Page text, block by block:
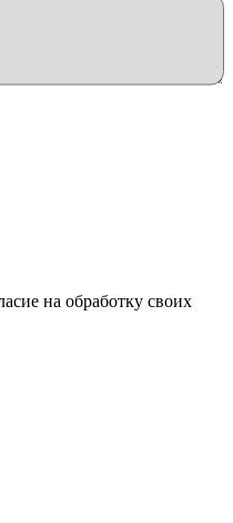
на обработку своих